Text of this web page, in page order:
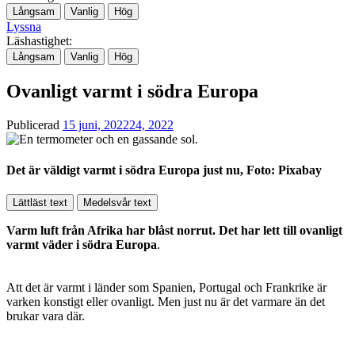
Långsam Vanlig Hög
Lyssna
Läshastighet:
Långsam Vanlig Hög
Ovanligt varmt i södra Europa
Publicerad 15 juni, 202224, 2022
Det är väldigt varmt i södra Europa just nu, Foto: Pixabay
Lättläst text Medelsvår text
Varm luft från Afrika har blåst norrut. Det har lett till ovanligt
varmt väder i södra Europa.
Att det är varmt i länder som Spanien, Portugal och Frankrike är
varken konstigt eller ovanligt. Men just nu är det varmare än det
brukar vara där.